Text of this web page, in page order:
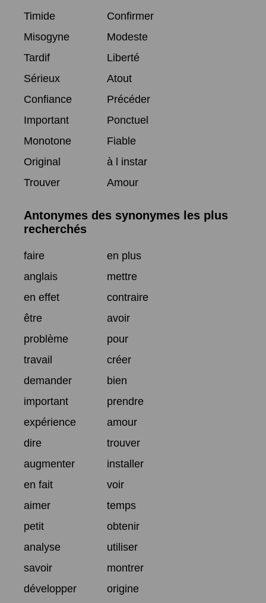
Timide
Confirmer
Misogyne
Modeste
Tardif
Liberté
Sérieux
Atout
Confiance
Précéder
Important
Ponctuel
Monotone
Fiable
Original
à l instar
Trouver
Amour
Antonymes des synonymes les plus
recherchés
faire
en plus
anglais
mettre
en effet
contraire
être
avoir
problème
pour
travail
créer
demander
bien
important
prendre
expérience
amour
dire
trouver
augmenter
installer
en fait
voir
aimer
temps
petit
obtenir
analyse
utiliser
savoir
montrer
développer
origine